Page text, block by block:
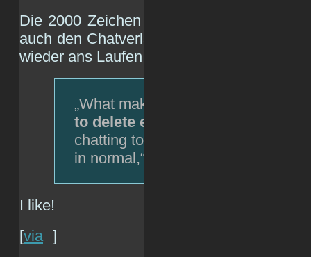
Die 2000 Zeichen lange Nachricht führt
auch den Chatverlauf löschen muss, um
wieder ans Laufen zu bekommen:
„What makes it more serious is
to delete entire chat with the
chatting to in order to get back
in normal,“ Bhuyan told THN in an
I like!
[via ]